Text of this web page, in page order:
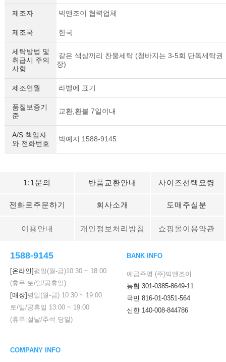
제조자 빅앤조이 협력업체
제조국 한국
세탁방법 및
취급시 주의
사항
같은 색상끼리 찬물세탁 (청바지는 3-5회 단독세탁권
장)
제조연월 라벨에 표기
품질보증기
준
교환,환불 7일이내
A/S 책임자
와 전화번호
박예지 1588-9145
1:1문의 반품교환안내 사이즈선택요령
전화로주문하기 회사소개 도매주실분
이용안내 개인정보처리방침 쇼핑몰이용약관
1588-9145
[온라인]평일(월-금)10:30 ~ 18:00
(휴무:토/일/공휴일)
[매장]평일(월-금) 10:30 ~ 19:00
토/일/공휴일 13:00 ~ 19:00
(휴무:설날/추석 당일)
BANK INFO
예금주명 (주)빅앤조이
농협 301-0385-8649-11
국민 816-01-0351-564
신한 140-008-844786
COMPANY INFO